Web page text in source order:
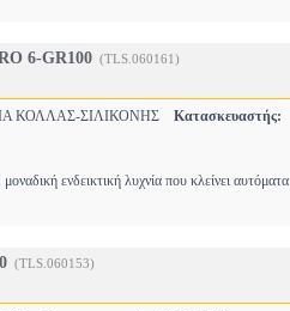
6-GR100 (TLS.060161)
ΚΟΛΛΑΣ-ΣΙΛΙΚΟΝΗΣ Κατασκευαστής:
ενδεικτική λυχνία που κλείνει αυτόματα
(TLS.060153)